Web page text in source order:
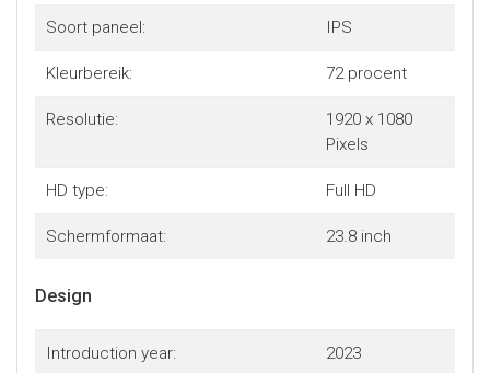
Soort paneel: IPS
Kleurbereik: 72 procent
Resolutie:
1920 x 1080
Pixels
HD type: Full HD
Schermformaat: 23.8 inch
Design
Introduction year: 2023